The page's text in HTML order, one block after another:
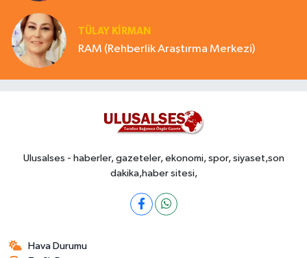
TÜLAY KİRMAN
RAM (Rehberlik Araştırma Merkezi)
Ulusalses - haberler, gazeteler, ekonomi, spor, siyaset,son
dakika,haber sitesi,
Hava Durumu